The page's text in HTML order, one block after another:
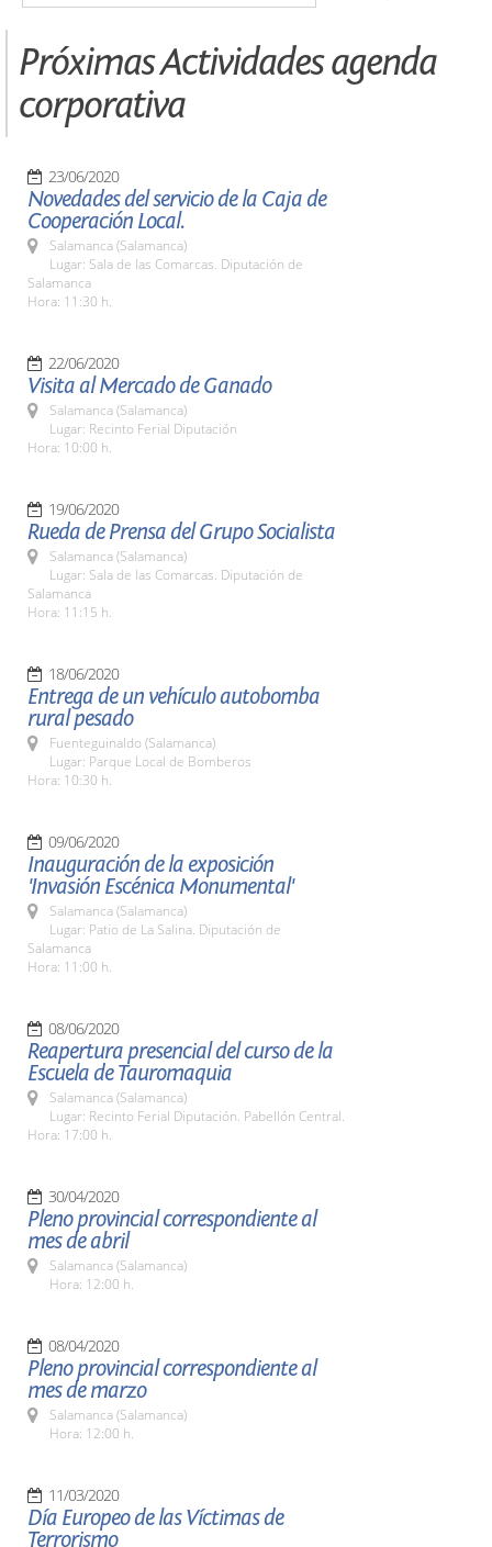
Próximas Actividades agenda
corporativa
23/06/2020
Novedades del servicio de la Caja de
Cooperación Local.
Salamanca (Salamanca)
Lugar: Sala de las Comarcas. Diputación de
Salamanca
Hora: 11:30 h.
22/06/2020
Visita al Mercado de Ganado
Salamanca (Salamanca)
Lugar: Recinto Ferial Diputación
Hora: 10:00 h.
19/06/2020
Rueda de Prensa del Grupo Socialista
Salamanca (Salamanca)
Lugar: Sala de las Comarcas. Diputación de
Salamanca
Hora: 11:15 h.
18/06/2020
Entrega de un vehículo autobomba
rural pesado
Fuenteguinaldo (Salamanca)
Lugar: Parque Local de Bomberos
Hora: 10:30 h.
09/06/2020
Inauguración de la exposición
'Invasión Escénica Monumental'
Salamanca (Salamanca)
Lugar: Patio de La Salina. Diputación de
Salamanca
Hora: 11:00 h.
08/06/2020
Reapertura presencial del curso de la
Escuela de Tauromaquia
Salamanca (Salamanca)
Lugar: Recinto Ferial Diputación. Pabellón Central.
Hora: 17:00 h.
30/04/2020
Pleno provincial correspondiente al
mes de abril
Salamanca (Salamanca)
Hora: 12:00 h.
08/04/2020
Pleno provincial correspondiente al
mes de marzo
Salamanca (Salamanca)
Hora: 12:00 h.
11/03/2020
Día Europeo de las Víctimas de
Terrorismo